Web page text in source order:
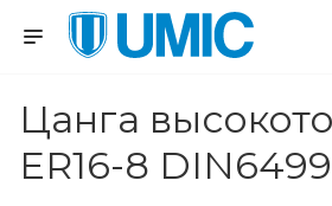
Цанга
ER16-8 DIN6499